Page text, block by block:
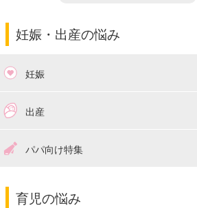
妊娠・出産の悩み
妊娠
つわり
妊娠中の食事
出産
出産準備パパ向け特集
パパ向け特集
育児の悩み